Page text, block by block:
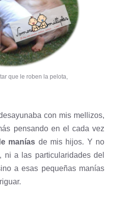
que le roben la pelota,
con mis mellizos,
pensando en el cada vez
manías de mis hijos. Y no
ni a las particularidades del
a esas pequeñas manías